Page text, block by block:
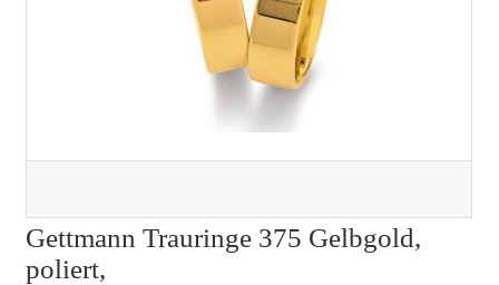
Gettmann Trauringe 375 Gelbgold,
poliert,